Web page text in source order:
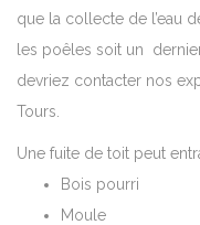
que la collecte de l’eau
les poêles soit un
devriez contacter nos
Tours.
Une fuite de toit peut
Bois pourri
Moule